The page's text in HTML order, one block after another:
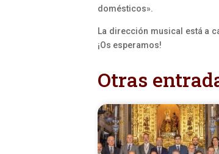
domésticos».
La dirección musical está a
¡Os esperamos!
Otras